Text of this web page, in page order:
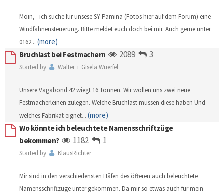
Moin, ich suche für unsese SY Pamina (Fotos hier auf dem Forum) eine
Windfahnensteuerung. Bitte meldet euch doch bei mir. Auch gerne unter
0162... (more)
Bruchlast bei Festmachern
2089 3
Started by Walter + Gisela Wuerfel
Unsere Vagabond 42 wiegt 16 Tonnen. Wir wollen uns zwei neue
Festmacherleinen zulegen. Welche Bruchlast müssen diese haben Und
welches Fabrikat eignet... (more)
Wo könnte ich beleuchtete Namensschriftzüge
bekommen?
1182 1
Started by KlausRichter
Mir sind in den verschiedensten Häfen des öfteren auch beleuchtete
Namensschriftzüge unter gekommen. Da mir so etwas auch für mein